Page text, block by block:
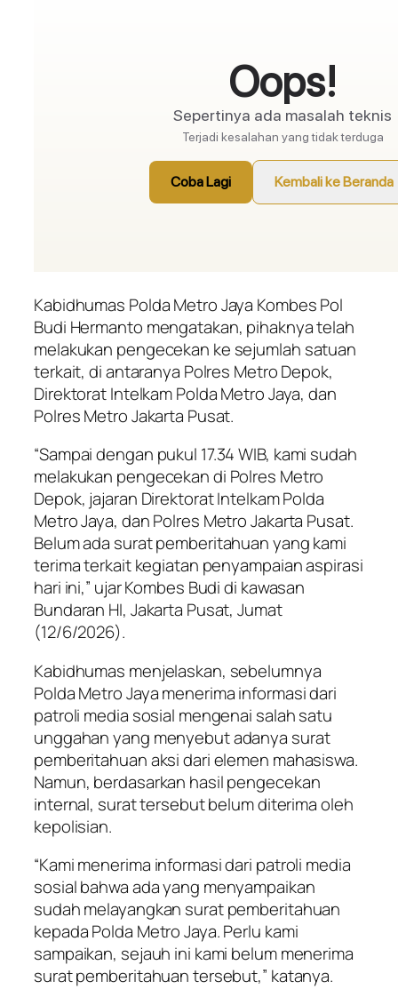
Kabidhumas Polda Metro Jaya Kombes Pol
Budi Hermanto mengatakan, pihaknya telah
melakukan pengecekan ke sejumlah satuan
terkait, di antaranya Polres Metro Depok,
Direktorat Intelkam Polda Metro Jaya, dan
Polres Metro Jakarta Pusat.
“Sampai dengan pukul 17.34 WIB, kami sudah
melakukan pengecekan di Polres Metro
Depok, jajaran Direktorat Intelkam Polda
Metro Jaya, dan Polres Metro Jakarta Pusat.
Belum ada surat pemberitahuan yang kami
terima terkait kegiatan penyampaian aspirasi
hari ini,” ujar Kombes Budi di kawasan
Bundaran HI, Jakarta Pusat, Jumat
(12/6/2026).
Kabidhumas menjelaskan, sebelumnya
Polda Metro Jaya menerima informasi dari
patroli media sosial mengenai salah satu
unggahan yang menyebut adanya surat
pemberitahuan aksi dari elemen mahasiswa.
Namun, berdasarkan hasil pengecekan
internal, surat tersebut belum diterima oleh
kepolisian.
“Kami menerima informasi dari patroli media
sosial bahwa ada yang menyampaikan
sudah melayangkan surat pemberitahuan
kepada Polda Metro Jaya. Perlu kami
sampaikan, sejauh ini kami belum menerima
surat pemberitahuan tersebut,” katanya.